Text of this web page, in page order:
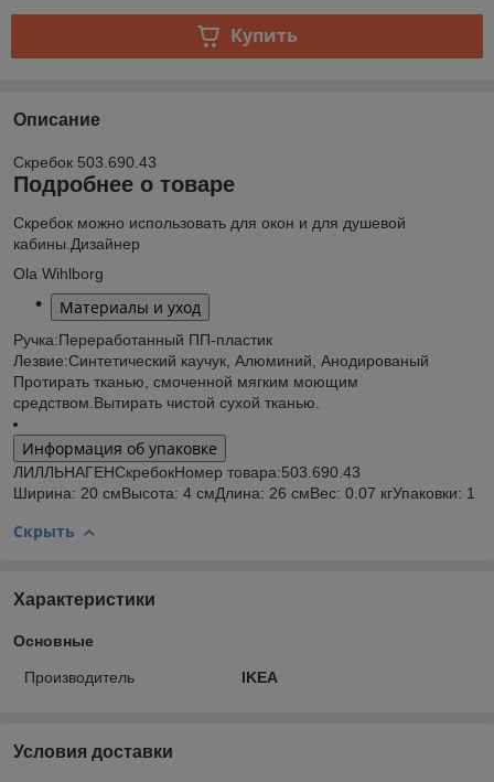
Купить
Описание
Скребок 503.690.43
Подробнее о товаре
Скребок можно использовать для окон и для душевой
кабины.Дизайнер
Ola Wihlborg
Материалы и уход
Ручка:Переработанный ПП-пластик
Лезвие:Синтетический каучук, Алюминий, Анодированый
Протирать тканью, смоченной мягким моющим
средством.Вытирать чистой сухой тканью.
Информация об упаковке
ЛИЛЛЬНАГЕНСкребокНомер товара:503.690.43
Ширина: 20 смВысота: 4 смДлина: 26 смВес: 0.07 кгУпаковки: 1
Скрыть
Характеристики
Основные
Производитель IKEA
Условия доставки